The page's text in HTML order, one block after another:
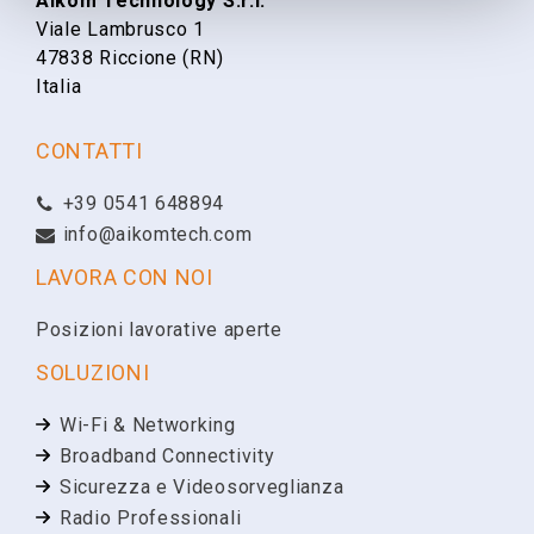
Cognome
Viale Lambrusco 1
47838 Riccione (RN)
Italia
CONTATTI
+39 0541 648894
info@aikomtech.com
LAVORA CON NOI
Posizioni lavorative aperte
SOLUZIONI
Wi-Fi & Networking
Broadband Connectivity
Sicurezza e Videosorveglianza
Radio Professionali